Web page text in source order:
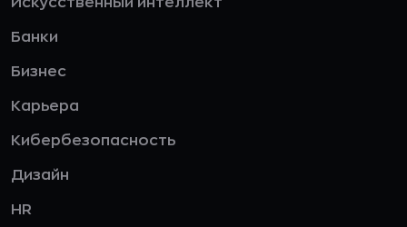
Банки
Бизнес
Карьера
Кибербезопасность
Дизайн
HR